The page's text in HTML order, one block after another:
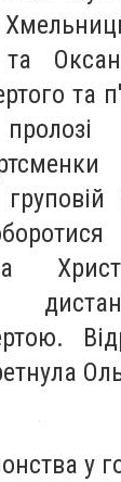
та
у